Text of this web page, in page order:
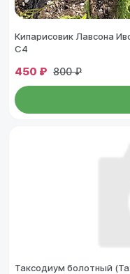
Кипарисовик Лавсона
С4
800 ₽
450 ₽
Таксодиум болотный